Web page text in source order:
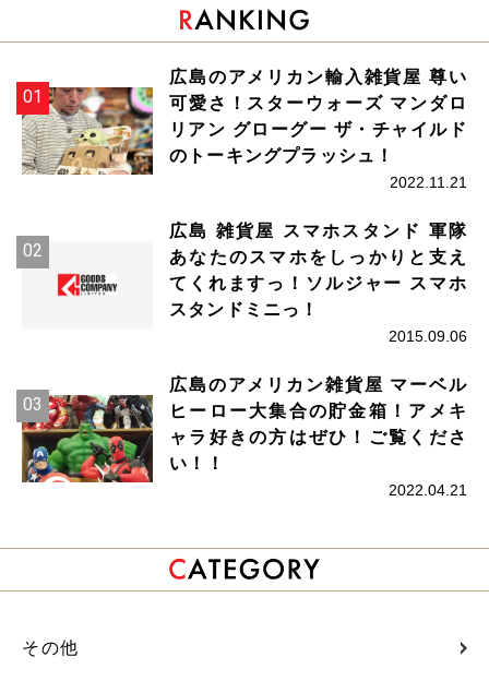
広島のアメリカン輸入雑貨屋 尊い
可愛さ！スターウォーズ マンダロ
リアン グローグー ザ・チャイルド
のトーキングプラッシュ！
2022.11.21
広島 雑貨屋 スマホスタンド 軍隊
あなたのスマホをしっかりと支え
てくれますっ！ソルジャー スマホ
スタンドミニっ！
2015.09.06
広島のアメリカン雑貨屋 マーベル
ヒーロー大集合の貯金箱！アメキ
ャラ好きの方はぜひ！ご覧くださ
い！！
2022.04.21
その他